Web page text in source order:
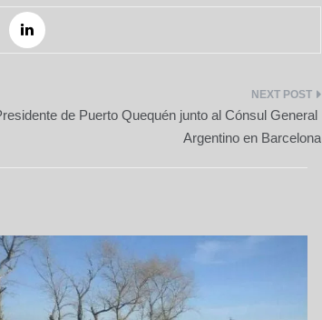
de Puerto Quequén junto al Cónsul General
Argentino en Barcelona